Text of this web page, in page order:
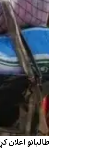
طالبانو اعلان کړی چې د سې‌شنبې په ورځ، د